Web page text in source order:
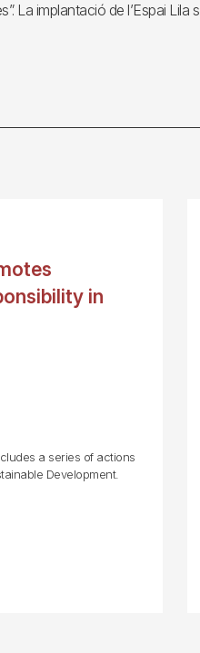
La implantació de l’Espai Lila
in
a series of actions
Development.